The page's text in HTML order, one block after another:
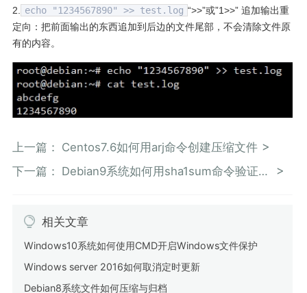
2. echo "1234567890" >> test.log “>>”或”1>>” 追加输出重
定向：把前面输出的东西追加到后边的文件尾部，不会清除文件原
有的内容。
上一篇： Centos7.6如何用arj命令创建压缩文件
下一篇： Debian9系统如何用sha1sum命令验证文件完整性
相关文章
Windows10系统如何使用CMD开启Windows文件保护
Windows server 2016如何取消定时更新
Debian8系统文件如何压缩与归档